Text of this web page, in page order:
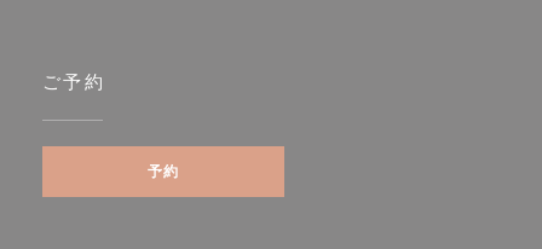
ご予約
予約